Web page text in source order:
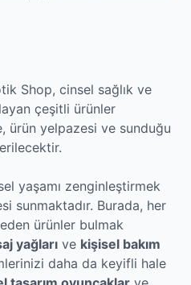
Shop, cinsel sağlık ve
çeşitli ürünler
ürün yelpazesi ve sunduğu
yaşamı zenginleştirmek
sunmaktadır. Burada, her
ürünler bulmak
yağları ve kişisel bakım
daha da keyifli hale